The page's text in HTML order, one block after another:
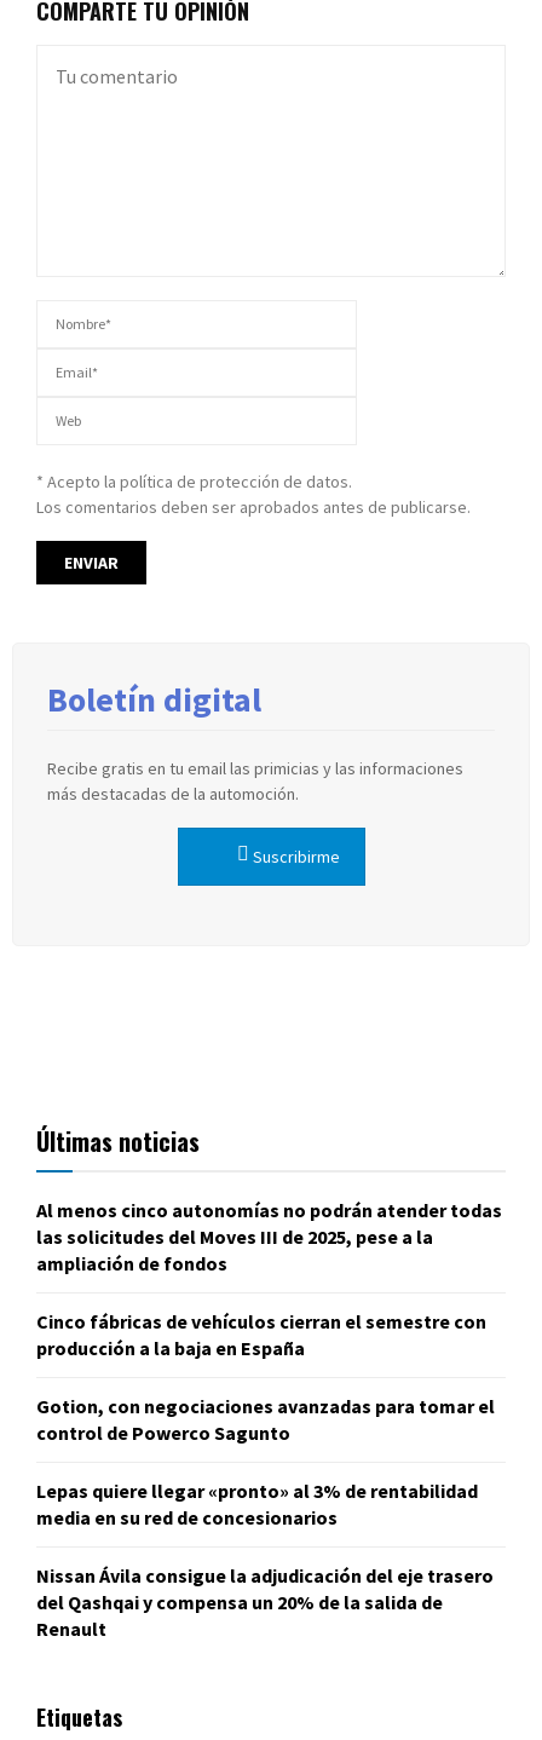
COMPARTE TU OPINIÓN
* Acepto la política de protección de datos.
Los comentarios deben ser aprobados antes de publicarse.
Boletín digital
Recibe gratis en tu email las primicias y las informaciones
más destacadas de la automoción.
Suscribirme
Últimas noticias
Al menos cinco autonomías no podrán atender todas
las solicitudes del Moves III de 2025, pese a la
ampliación de fondos
Cinco fábricas de vehículos cierran el semestre con
producción a la baja en España
Gotion, con negociaciones avanzadas para tomar el
control de Powerco Sagunto
Lepas quiere llegar «pronto» al 3% de rentabilidad
media en su red de concesionarios
Nissan Ávila consigue la adjudicación del eje trasero
del Qashqai y compensa un 20% de la salida de
Renault
Etiquetas